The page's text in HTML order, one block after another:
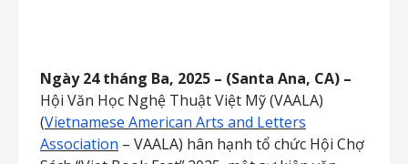
Ngày 24 tháng Ba, 2025 – (Santa Ana, CA) –
Hội Văn Học Nghệ Thuật Việt Mỹ (VAALA)
(Vietnamese American Arts and Letters
Association – VAALA) hân hạnh tổ chức Hội Chợ